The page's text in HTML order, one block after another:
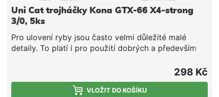
Uni Cat trojháčky Kona GTX-66 X4-strong
3/0, 5ks
Pro ulovení ryby jsou často velmi důležité malé
detaily. To platí i pro použití dobrých a především
nástraha k ničemu. Zde představujeme naši novou
vysoce kvalitní sérii háčků Kona. Všechny modely
háčků Kona jsou vyrobeny z vysoce uhlíkové oceli a
298 Kč
VLOŽIT DO KOŠÍKU